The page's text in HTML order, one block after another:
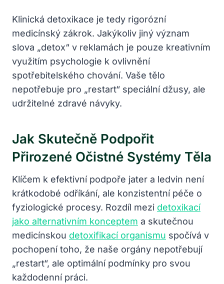
Klinická detoxikace je tedy rigorózní
medicínský zákrok. Jakýkoliv jiný význam
slova „detox“ v reklamách je pouze kreativním
využitím psychologie k ovlivnění
spotřebitelského chování. Vaše tělo
nepotřebuje pro „restart“ speciální džusy, ale
udržitelné zdravé návyky.
Jak Skutečně Podpořit
Přirozené Očistné Systémy Těla
Klíčem k efektivní podpoře jater a ledvin není
krátkodobé odříkání, ale konzistentní péče o
fyziologické procesy. Rozdíl mezi detoxikací
jako alternativním konceptem a skutečnou
medicínskou detoxifikací organismu spočívá v
pochopení toho, že naše orgány nepotřebují
„restart“, ale optimální podmínky pro svou
každodenní práci.